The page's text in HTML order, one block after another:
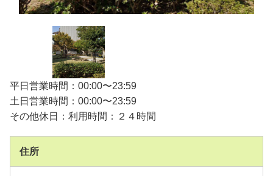
平日営業時間：00:00〜23:59
土日営業時間：00:00〜23:59
その他休日：利用時間：２４時間
住所